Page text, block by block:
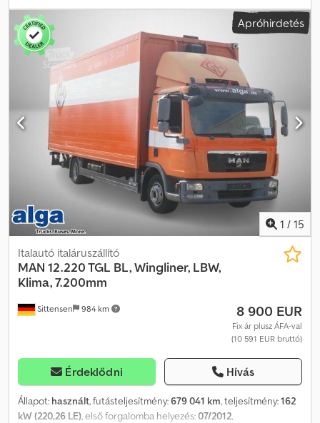
2 tengely, szín:piros, hajtástípus:automata, kibocsátási osztály:
Euro 6, raktér hossza: , rakodótér szélesség:2 420 mm,
raktérmagasság:
2 000 mm, Felszereltség:ABS, emelőhátfal,
koromszűrő, légkondicionálás, navigációs rendszer,
összkerékhajtás
, MAN TGM 13.290 4x4, összkerék-meghajtású
italfelszerelő jármű, Bär 2000 kg teherbírású rakodórámpával. Bal
oldalon mechanikus, job oldalon hidraulikus billentőfal, valamint
1000 kg teherbírású oldalra billentő rámpával. Automataváltó,
légkondicionáló, 2 db vonófej, légrugózott hátsó tengely,
motorfék, fűthető vezetőülés, tolatókamera, navigációs
rendszerrel ellátott rádió, multifunkciós kormánykerék, EURO 6, 2
elektromos ablakemelő, elektromos tükrök, ABS. Felépítmény
belső méretei: Hossz: 5,15 méter Szélesség: 2,42 méter Magasság:
2,00 méter Cjdpfx Anezq I S Hj Herf Megengedett raktérterhelés:
6150 kg
Apróhirdetés
1 / 15
Sittensen 984 km
Italautó italáruszállító
MAN 12.220 TGL BL, Wingliner, LBW,
Klima, 7.200mm
8 900 EUR
Fix ár plusz ÁFA-val
(10 591 EUR bruttó)
Érdeklődni Hívás
Állapot: használt, futásteljesítmény:679 041 km, teljesítmény:162
kW (220,26 LE), első forgalomba helyezés:07/2012,